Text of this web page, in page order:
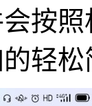
按
轻松